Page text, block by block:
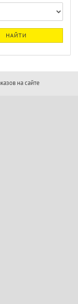
НАЙТИ
на сайте